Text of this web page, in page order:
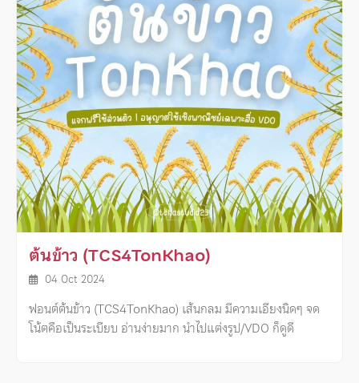
ต้นข้าว (TCS4TonKhao)
04 Oct 2024
ฟอนต์ต้นข้าว (TCS4TonKhao) เส้นกลม มีความเอียงนิดๆ จด
โน้ตคือเป็นระเบียบ อ่านง่ายมาก นำไปแต่งรูป/VDO ก็ดูดี